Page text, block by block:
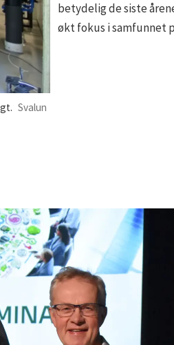
Svalun
betydelig de siste
økt fokus i samfunnet